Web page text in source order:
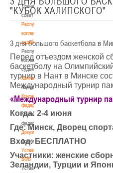
Тренерский
совет
Республиканская
коллегия
судей
Республиканская
коллегия
судей
Контакты
Контакты
Контакты
федерации
Контакты
федерации
Документы
Документы
Устав
БФБ
Устав
"КУБОК ХАЛИПСКОГО"
3 дня большого баскетбола в
Перед отъездом женской
баскетболу на
турнир в Нант в Минске
Международный турнир
«Международный турнир
Когда: 2-4 июня
Где: Минск, Дворец
Вход: БЕСПЛАТНО
Участники: женские
Зеландии, Турции и